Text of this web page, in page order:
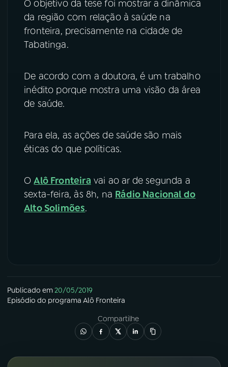
O objetivo da tese foi mostrar a dinâmica
da região com relação à saúde na
fronteira, precisamente na cidade de
Tabatinga.
De acordo com a doutora, é um trabalho
inédito porque mostra uma visão da área
de saúde.
Para ela, as ações de saúde são mais
éticas do que políticas.
OAlô Fronteira vai ao ar de segunda a
sexta-feira, às 8h, na Rádio Nacional do
Alto Solimões.
Publicado em20/05/2019
Episódio do programa Alô Fronteira
Compartilhe